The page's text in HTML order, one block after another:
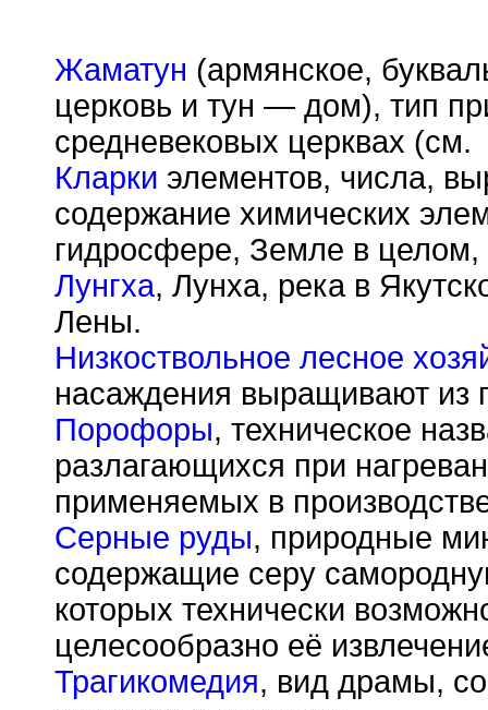
Жаматун (армянское,
церковь и тун — дом), тип
средневековых церквах (см.
Кларки элементов, числа,
содержание химических
гидросфере, Земле в целом,
Лунгха, Лунха, река в
Лены.
Низкоствольное лесное
насаждения выращивают из
Порофоры, техническое
разлагающихся при
применяемых в
Серные руды, природные
содержащие серу
которых технически
целесообразно её
Трагикомедия, вид драмы,